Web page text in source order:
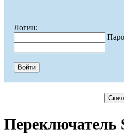
Логин:
Переключатель